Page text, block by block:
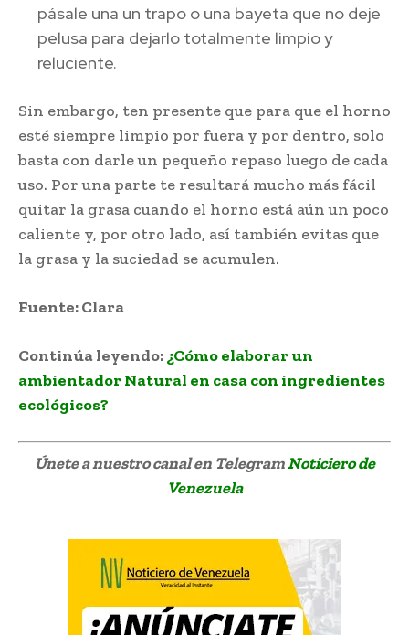
pásale una un trapo o una bayeta que no deje
pelusa para dejarlo totalmente limpio y
reluciente.
Sin embargo, ten presente que para que el horno
esté siempre limpio por fuera y por dentro, solo
basta con darle un pequeño repaso luego de cada
uso. Por una parte te resultará mucho más fácil
quitar la grasa cuando el horno está aún un poco
caliente y, por otro lado, así también evitas que
la grasa y la suciedad se acumulen.
Fuente: Clara
Continúa leyendo: ¿Cómo elaborar un
ambientador Natural en casa con ingredientes
ecológicos?
Únete a nuestro canal en TelegramNoticiero de
Venezuela